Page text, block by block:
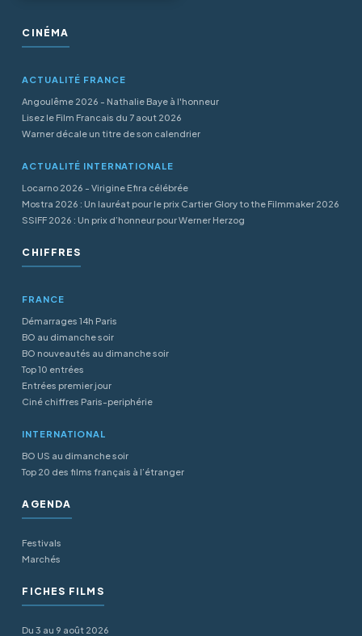
CINÉMA
ACTUALITÉ FRANCE
Angoulême 2026 - Nathalie Baye à l'honneur
Lisez le Film Francais du 7 aout 2026
Warner décale un titre de son calendrier
ACTUALITÉ INTERNATIONALE
Locarno 2026 - Virigine Efira célébrée
Mostra 2026 : Un lauréat pour le prix Cartier Glory to the Filmmaker 2026
SSIFF 2026 : Un prix d’honneur pour Werner Herzog
CHIFFRES
FRANCE
Démarrages 14h Paris
BO au dimanche soir
BO nouveautés au dimanche soir
Top 10 entrées
Entrées premier jour
Ciné chiffres Paris-periphérie
INTERNATIONAL
BO US au dimanche soir
Top 20 des films français à l’étranger
AGENDA
Festivals
Marchés
FICHES FILMS
Du 3 au 9 août 2026